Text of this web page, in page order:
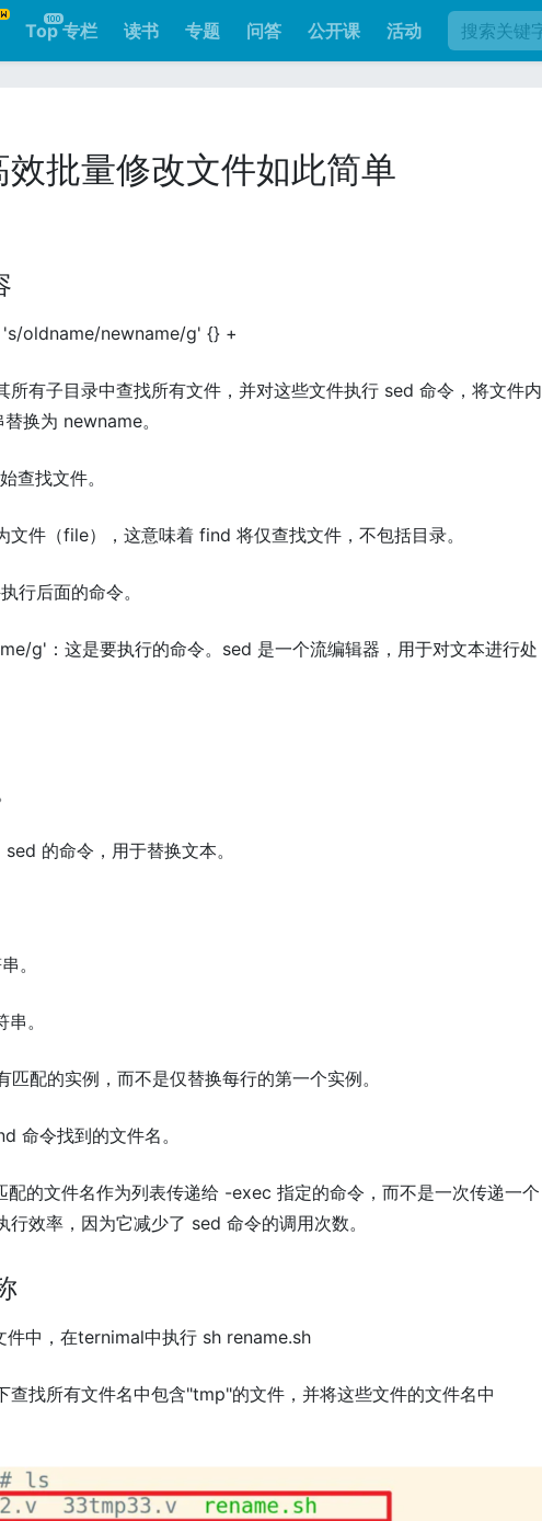
Top 专栏 读书 专题 问答 公开课 活动
批量修改文件如此简单
oldname/newname/g' {} +
所有子目录中查找所有文件，并对这些文件执行 sed 命令，将文件内
换为 newname。
查找文件。
件（file），这意味着 find 将仅查找文件，不包括目录。
行后面的命令。
g'：这是要执行的命令。sed 是一个流编辑器，用于对文本进行处
的命令，用于替换文本。
。
。
配的实例，而不是仅替换每行的第一个实例。
命令找到的文件名。
的文件名作为列表传递给 -exec 指定的命令，而不是一次传递一个
效率，因为它减少了 sed 命令的调用次数。
件中，在ternimal中执行 sh rename.sh
查找所有文件名中包含"tmp"的文件，并将这些文件的文件名中